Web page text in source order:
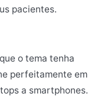
pacientes.
o tema tenha
perfeitamente em
a smartphones.